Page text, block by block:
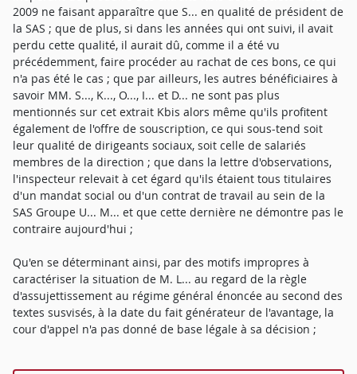
2009 ne faisant apparaître que S... en qualité de président de
la SAS ; que de plus, si dans les années qui ont suivi, il avait
perdu cette qualité, il aurait dû, comme il a été vu
précédemment, faire procéder au rachat de ces bons, ce qui
n'a pas été le cas ; que par ailleurs, les autres bénéficiaires à
savoir MM. S..., K..., O..., I... et D... ne sont pas plus
mentionnés sur cet extrait Kbis alors même qu'ils profitent
également de l'offre de souscription, ce qui sous-tend soit
leur qualité de dirigeants sociaux, soit celle de salariés
membres de la direction ; que dans la lettre d'observations,
l'inspecteur relevait à cet égard qu'ils étaient tous titulaires
d'un mandat social ou d'un contrat de travail au sein de la
SAS Groupe U... M... et que cette dernière ne démontre pas le
contraire aujourd'hui ;
Qu'en se déterminant ainsi, par des motifs impropres à
caractériser la situation de M. L... au regard de la règle
d'assujettissement au régime général énoncée au second des
textes susvisés, à la date du fait générateur de l'avantage, la
cour d'appel n'a pas donné de base légale à sa décision ;